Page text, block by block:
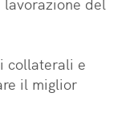
del
collaterali e
il miglior